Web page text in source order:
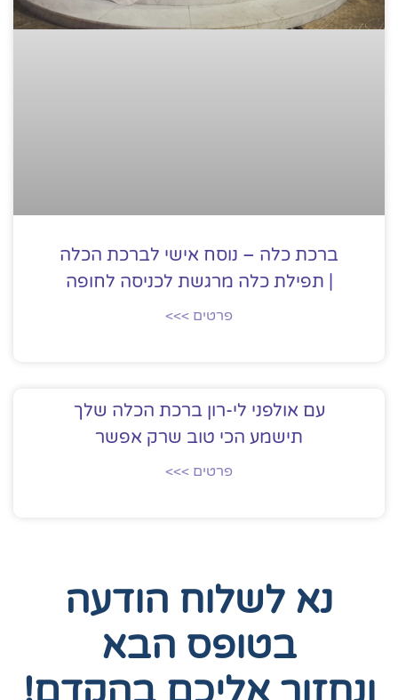
ברכת כלה – נוסח אישי לברכת הכלה
| תפילת כלה מרגשת לכניסה לחופה
פרטים >>>
עם אולפני לי-רון ברכת הכלה שלך
תישמע הכי טוב שרק אפשר
פרטים >>>
נא לשלוח הודעה
בטופס הבא